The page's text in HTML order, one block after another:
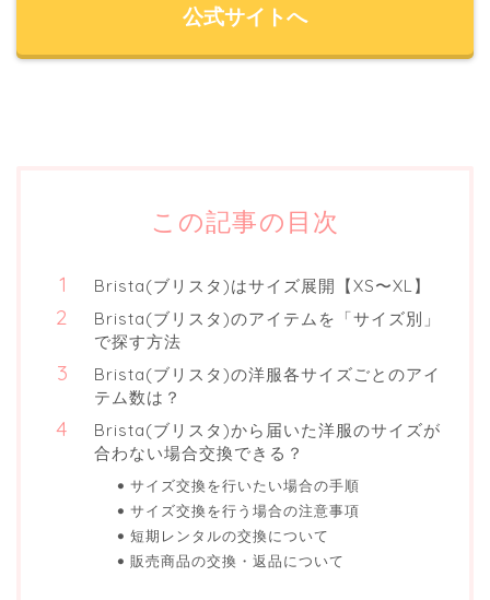
公式サイトへ
この記事の目次
Brista(ブリスタ)はサイズ展開【XS〜XL】
Brista(ブリスタ)のアイテムを「サイズ別」
で探す方法
Brista(ブリスタ)の洋服各サイズごとのアイ
テム数は？
Brista(ブリスタ)から届いた洋服のサイズが
合わない場合交換できる？
サイズ交換を行いたい場合の手順
サイズ交換を行う場合の注意事項
短期レンタルの交換について
販売商品の交換・返品について